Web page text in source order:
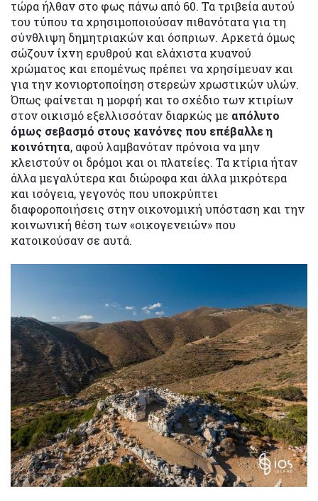
τώρα ήλθαν στο φως πάνω από 60. Τα τριβεία αυτού
του τύπου τα χρησιμοποιούσαν πιθανότατα για τη
σύνθλιψη δημητριακών και όσπριων. Αρκετά όμως
σώζουν ίχνη ερυθρού και ελάχιστα κυανού
χρώματος και επομένως πρέπει να χρησίμευαν και
για την κονιορτοποίηση στερεών χρωστικών υλών.
Όπως φαίνεται η μορφή και το σχέδιο των κτιρίων
στον οικισμό εξελλισσόταν διαρκώς με απόλυτο
όμως σεβασμό στους κανόνες που επέβαλλε η
κοινότητα, αφού λαμβανόταν πρόνοια να μην
κλειστούν οι δρόμοι και οι πλατείες. Τα κτίρια ήταν
άλλα μεγαλύτερα και διώροφα και άλλα μικρότερα
και ισόγεια, γεγονός που υποκρύπτει
διαφοροποιήσεις στην οικονομική υπόσταση και την
κοινωνική θέση των «οικογενειών» που
κατοικούσαν σε αυτά.